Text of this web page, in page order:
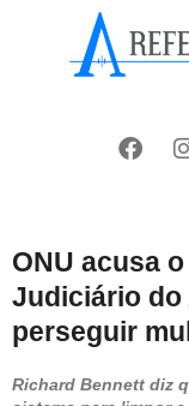
ONU acusa
Judiciário do
perseguir
Richard Bennett diz